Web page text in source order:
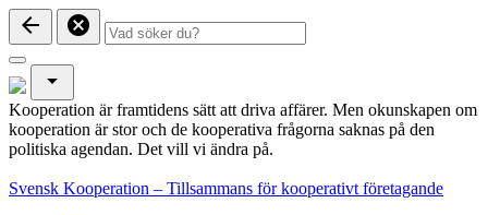
arrow_back cancel
arrow_drop_down
Kooperation är framtidens sätt att driva affärer. Men okunskapen om
kooperation är stor och de kooperativa frågorna saknas på den
politiska agendan. Det vill vi ändra på.
Svensk Kooperation – Tillsammans för kooperativt företagande